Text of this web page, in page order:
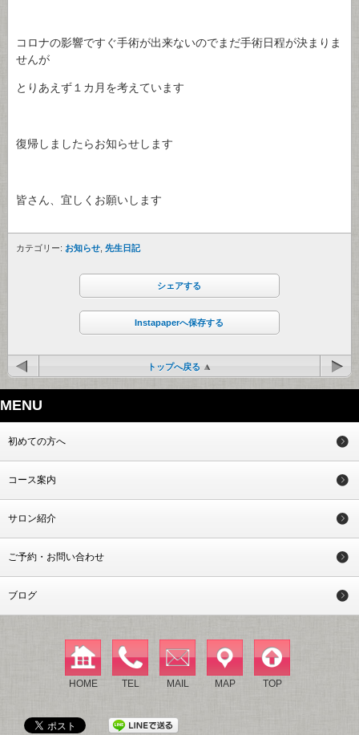
コロナの影響ですぐ手術が出来ないのでまだ手術日程が決まりま
せんが
とりあえず１カ月を考えています
復帰しましたらお知らせします
皆さん、宜しくお願いします
カテゴリー: お知らせ 先生日記
シェアする
Instapaperへ保存する
トップへ戻る
MENU
初めての方へ
コース案内
サロン紹介
ご予約・お問い合わせ
ブログ
HOME TEL MAIL MAP TOP